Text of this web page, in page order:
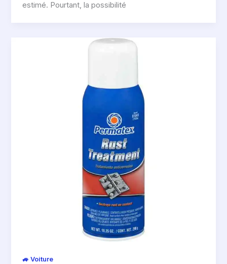
estimé. Pourtant, la possibilité
🚙 Voiture